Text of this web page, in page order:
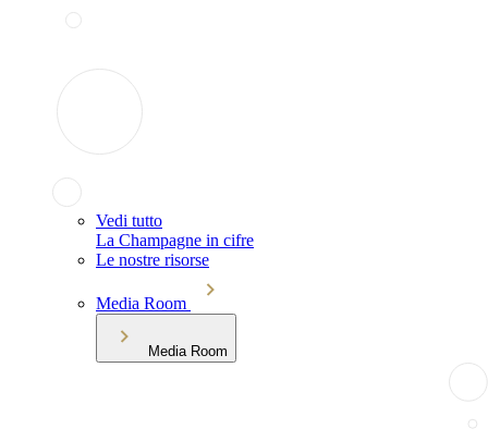
Vedi tutto
La Champagne in cifre
Le nostre risorse
Media Room
Media Room